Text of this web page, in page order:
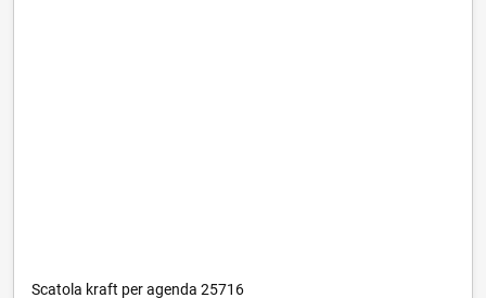
Scatola kraft per agenda 25716